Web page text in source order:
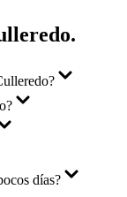
.
días?